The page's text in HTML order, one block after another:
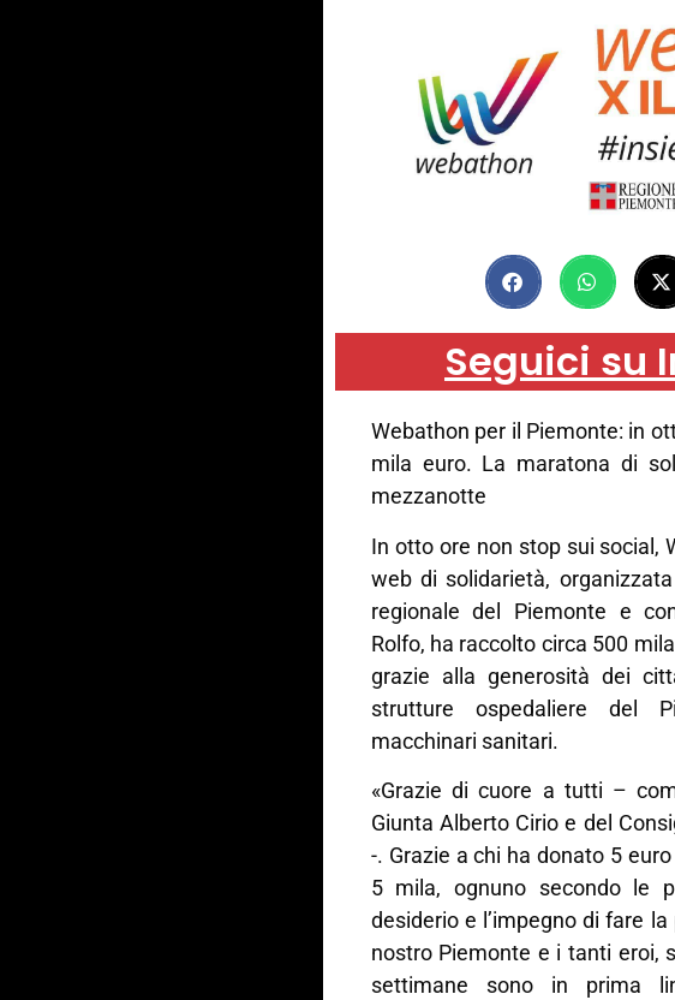
Seguici su
Webathon per il Piemonte: in
mila euro. La maratona di
mezzanotte
In otto ore non stop sui social,
web di solidarietà,
regionale del Piemonte e
Rolfo, ha raccolto circa 500
grazie alla generosità dei
strutture ospedaliere del
macchinari sanitari.
«Grazie di cuore a tutti –
Giunta Alberto Cirio e del
-. Grazie a chi ha donato 5
5 mila, ognuno secondo le
desiderio e l’impegno di fare
nostro Piemonte e i tanti eroi,
settimane sono in prima